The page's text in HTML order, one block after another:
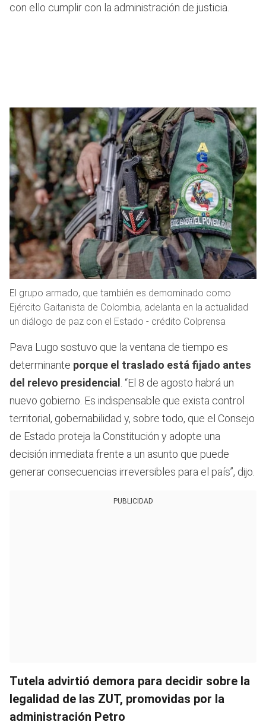
con ello cumplir con la administración de justicia.
El grupo armado, que también es demominado como
Ejército Gaitanista de Colombia, adelanta en la actualidad
un diálogo de paz con el Estado - crédito Colprensa
Pava Lugo sostuvo que la ventana de tiempo es
determinante porque el traslado está fijado antes
del relevo presidencial
. “El 8 de agosto habrá un
nuevo gobierno. Es indispensable que exista control
territorial, gobernabilidad y, sobre todo, que el Consejo
de Estado proteja la Constitución y adopte una
decisión inmediata frente a un asunto que puede
generar consecuencias irreversibles para el país”, dijo.
PUBLICIDAD
Tutela advirtió demora para decidir sobre la
legalidad de las ZUT, promovidas por la
administración Petro